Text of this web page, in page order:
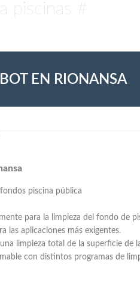
EN RIONANSA
piscina pública
para la limpieza del fondo de
las aplicaciones más exigentes.
limpieza total de la superficie
con distintos programas de